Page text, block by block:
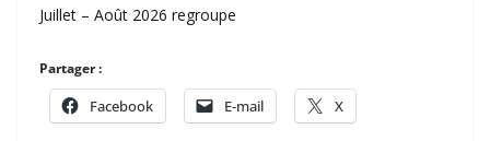
Juillet – Août 2026 regroupe
Partager :
Facebook E-mail X